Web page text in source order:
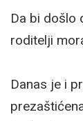
Da bi došlo
roditelji
Danas je i